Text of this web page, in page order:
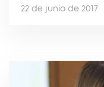
22 de junio de 2017